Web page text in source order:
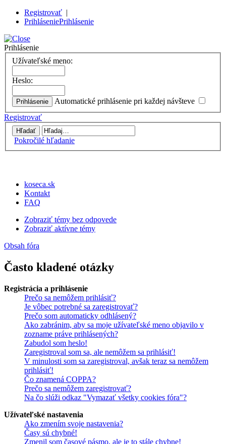
Registrovať |
PrihláseniePrihlásenie
Prihlásenie
Užívateľské meno:
Heslo:
Automatické prihlásenie pri každej návšteve
Registrovať
Pokročilé hľadanie
koseca.sk
Kontakt
FAQ
Zobraziť témy bez odpovede
Zobraziť aktívne témy
Obsah fóra
Často kladené otázky
Registrácia a prihlásenie
Prečo sa nemôžem prihlásiť?
Je vôbec potrebné sa zaregistrovať?
Prečo som automaticky odhlásený?
Ako zabránim, aby sa moje užívateľské meno objavilo v
zozname práve prihlásených?
Zabudol som heslo!
Zaregistroval som sa, ale nemôžem sa prihlásiť!
V minulosti som sa zaregistroval, avšak teraz sa nemôžem
prihlásiť!
Čo znamená COPPA?
Prečo sa nemôžem zaregistrovať?
Na čo slúži odkaz "Vymazať všetky cookies fóra"?
Užívateľské nastavenia
Ako zmením svoje nastavenia?
Časy sú chybné!
Zmenil som časové pásmo, ale je to stále chybne!